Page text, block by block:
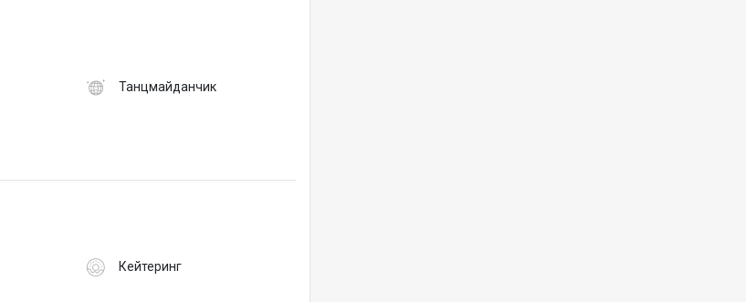
Танцмайданчик
Кейтеринг